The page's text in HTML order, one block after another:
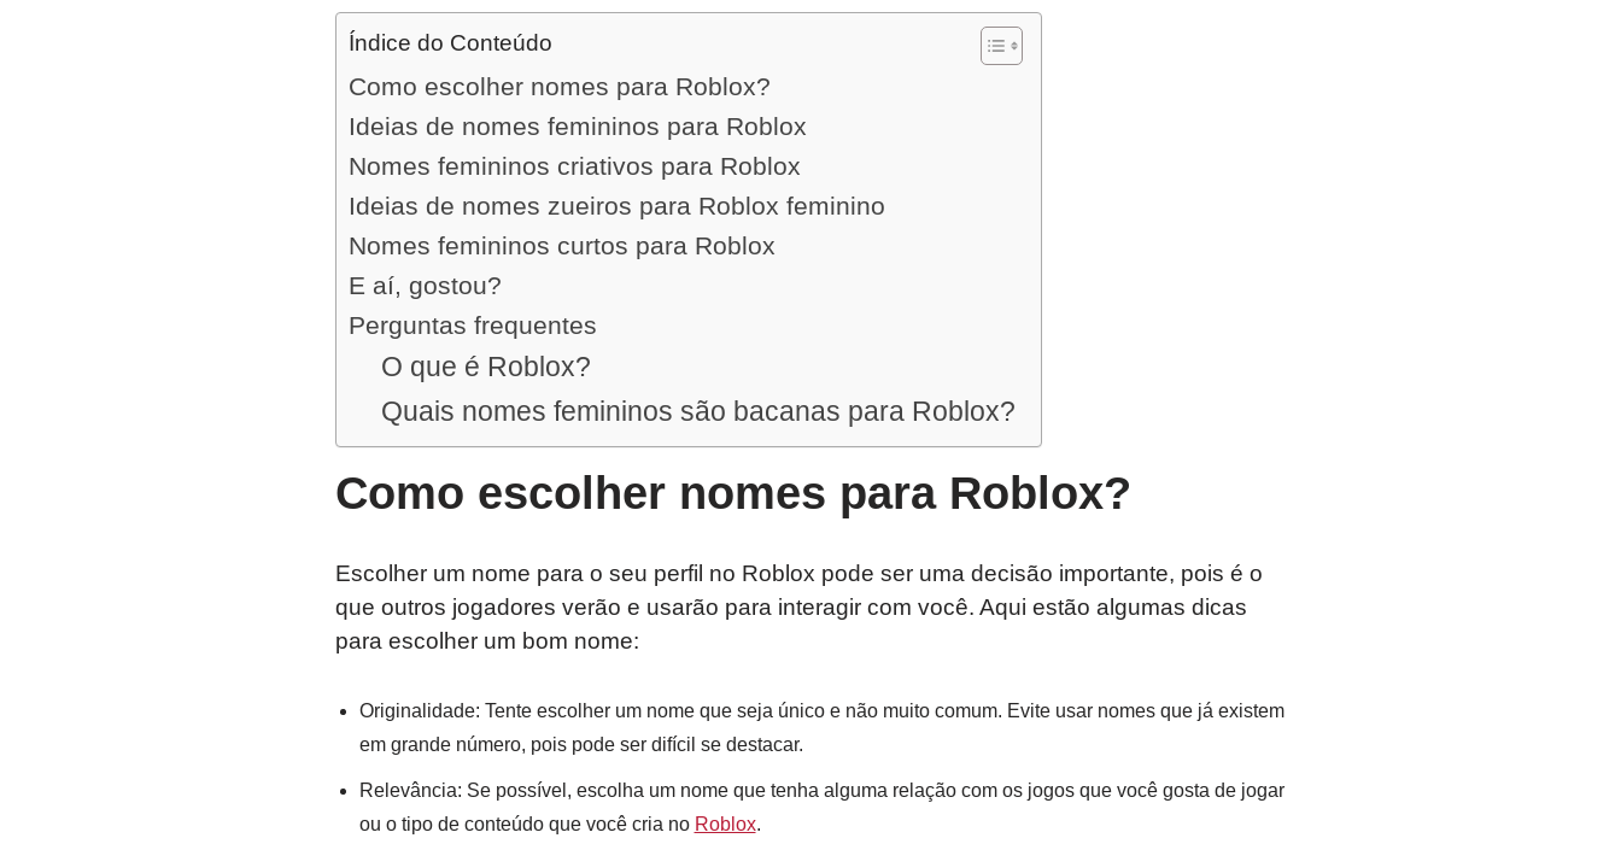
Índice do Conteúdo
Como escolher nomes para Roblox?
Ideias de nomes femininos para Roblox
Nomes femininos criativos para Roblox
Ideias de nomes zueiros para Roblox feminino
Nomes femininos curtos para Roblox
E aí, gostou?
Perguntas frequentes
O que é Roblox?
Quais nomes femininos são bacanas para Roblox?
Como escolher nomes para Roblox?
Escolher um nome para o seu perfil no Roblox pode ser uma decisão importante, pois é o
que outros jogadores verão e usarão para interagir com você. Aqui estão algumas dicas
para escolher um bom nome:
Originalidade: Tente escolher um nome que seja único e não muito comum. Evite usar nomes que já existem
em grande número, pois pode ser difícil se destacar.
Relevância: Se possível, escolha um nome que tenha alguma relação com os jogos que você gosta de jogar
ou o tipo de conteúdo que você cria no Roblox.